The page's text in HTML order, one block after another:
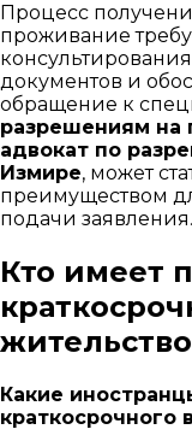
Процесс
проживание
документов и
обращение к
разрешениям на
адвокат по
Измире, может
преимуществом
подачи заявления.
Кто имеет
Какие
краткосрочного